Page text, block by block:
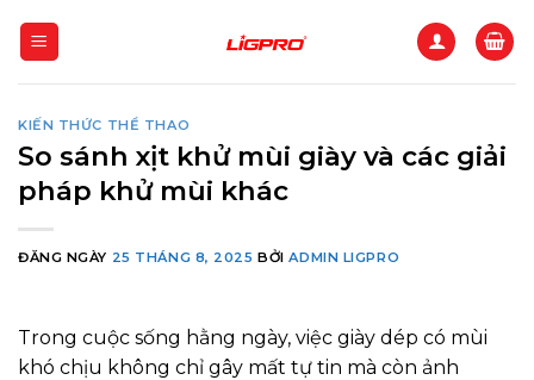
qua
KIẾN THỨC THỂ THAO
So sánh xịt khử mùi giày và các giải
pháp khử mùi khác
ĐĂNG NGÀY 25 THÁNG 8, 2025 BỞIADMIN LIGPRO
Trong cuộc sống hằng ngày, việc giày dép có mùi
khó chịu không chỉ gây mất tự tin mà còn ảnh